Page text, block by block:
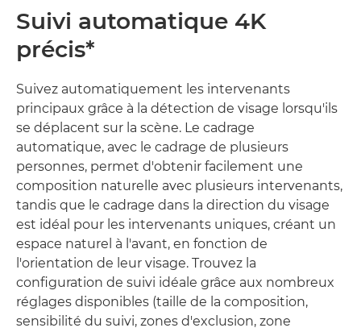
Suivi automatique 4K
précis*
Suivez automatiquement les intervenants
principaux grâce à la détection de visage lorsqu'ils
se déplacent sur la scène. Le cadrage
automatique, avec le cadrage de plusieurs
personnes, permet d'obtenir facilement une
composition naturelle avec plusieurs intervenants,
tandis que le cadrage dans la direction du visage
est idéal pour les intervenants uniques, créant un
espace naturel à l'avant, en fonction de
l'orientation de leur visage. Trouvez la
configuration de suivi idéale grâce aux nombreux
réglages disponibles (taille de la composition,
sensibilité du suivi, zones d'exclusion, zone